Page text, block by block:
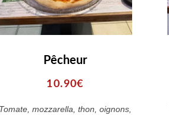
Pêcheur
10.90€
Tomate, mozzarella, thon, oignons,